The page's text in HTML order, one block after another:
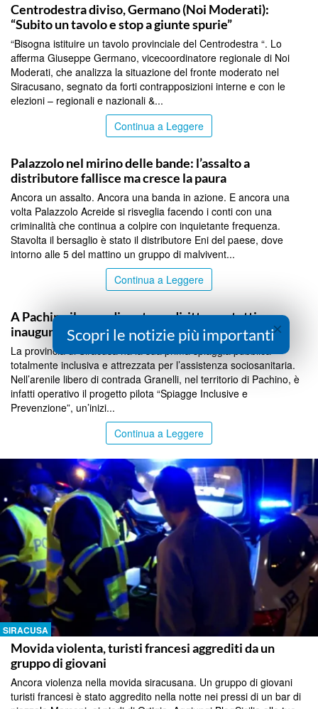
Centrodestra diviso, Germano (Noi Moderati):
“Subito un tavolo e stop a giunte spurie”
“Bisogna istituire un tavolo provinciale del Centrodestra “. Lo
afferma Giuseppe Germano, vicecoordinatore regionale di Noi
Moderati, che analizza la situazione del fronte moderato nel
Siracusano, segnato da forti contrapposizioni interne e con le
elezioni – regionali e nazionali &...
Continua a Leggere
Palazzolo nel mirino delle bande: l’assalto a
distributore fallisce ma cresce la paura
Ancora un assalto. Ancora una banda in azione. E ancora una
volta Palazzolo Acreide si risveglia facendo i conti con una
criminalità che continua a colpire con inquietante frequenza.
Stavolta il bersaglio è stato il distributore Eni del paese, dove
intorno alle 5 del mattino un gruppo di malvivent...
Continua a Leggere
A Pachino il mare diventa un diritto per tutti:
inaugurata la spiaggia inclusiva di Granelli
La provincia di Siracusa ha la sua prima spiaggia pubblica
totalmente inclusiva e attrezzata per l’assistenza sociosanitaria.
Nell’arenile libero di contrada Granelli, nel territorio di Pachino, è
infatti operativo il progetto pilota “Spiagge Inclusive e
Prevenzione”, un’inizi...
Continua a Leggere
SIRACUSA
Movida violenta, turisti francesi aggrediti da un
gruppo di giovani
Ancora violenza nella movida siracusana. Un gruppo di giovani
turisti francesi è stato aggredito nella notte nei pressi di un bar di
×
Scopri le notizie più importanti